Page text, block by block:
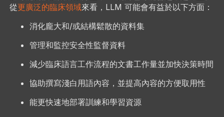
從更廣泛的臨床領域來看，LLM 可能會有益於以下方面：
消化龐大和/或結構鬆散的資料集
管理和監控安全性監督資料
減少臨床語言工作流程的文書工作量並加快決策時間
協助撰寫淺白用語內容，並提高內容的方便取用性
能更快速地部署訓練和學習資源